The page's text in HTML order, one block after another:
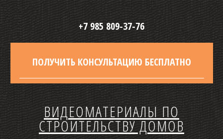
+7 985 809-37-76
ПОЛУЧИТЬ КОНСУЛЬТАЦИЮ БЕСПЛАТНО
ВИДЕОМАТЕРИАЛЫ ПО
СТРОИТЕЛЬСТВУ ДОМОВ